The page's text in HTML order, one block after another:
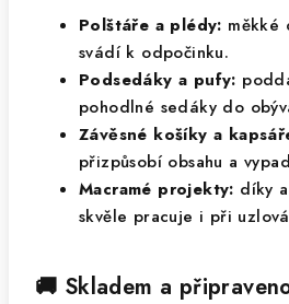
Polštáře a plédy: měkké
svádí k odpočinku.
Podsedáky a pufy:
pohodlné sedáky do
Závěsné košíky a
přizpůsobí obsahu a
Macramé projekty: díky
skvěle pracuje i při
🚚 Skladem a